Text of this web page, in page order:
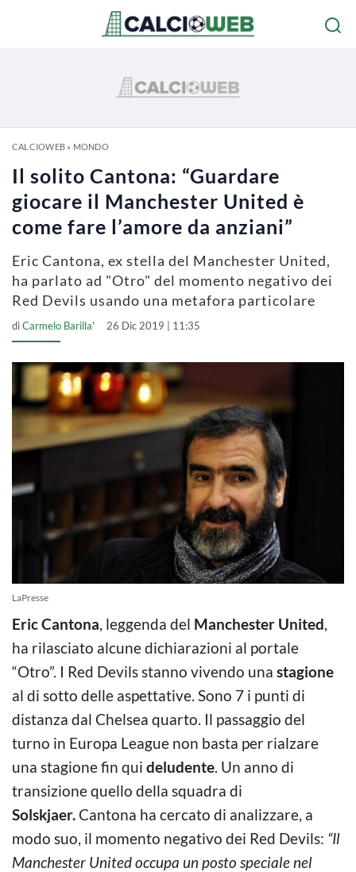
CALCIOWEB» MONDO
Il solito Cantona: “Guardare
giocare il Manchester United è
come fare l’amore da anziani”
Eric Cantona, ex stella del Manchester United,
ha parlato ad "Otro" del momento negativo dei
Red Devils usando una metafora particolare
diCarmelo Barilla' 26 Dic 2019 | 11:35
LaPresse
Eric Cantona, leggenda del Manchester United,
ha rilasciato alcune dichiarazioni al portale
“Otro”. I Red Devils stanno vivendo una stagione
al di sotto delle aspettative. Sono 7 i punti di
distanza dal Chelsea quarto. Il passaggio del
turno in Europa League non basta per rialzare
una stagione fin qui deludente. Un anno di
transizione quello della squadra di
Solskjaer.Cantona ha cercato di analizzare, a
modo suo, il momento negativo dei Red Devils: “Il
Manchester United occupa un posto speciale nel